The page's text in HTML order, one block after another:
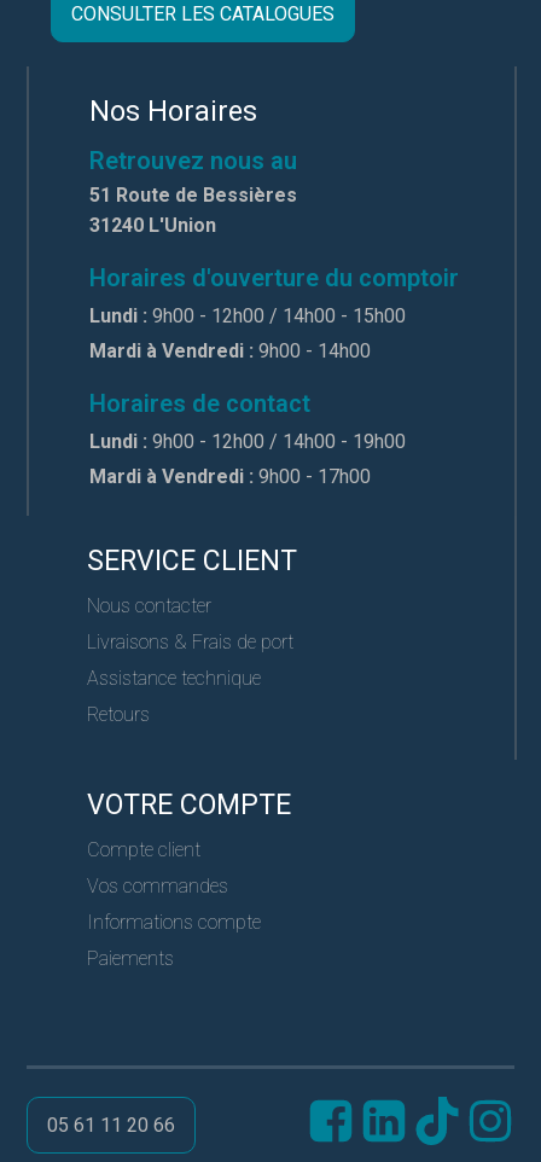
CONSULTER LES CATALOGUES
Nos Horaires
Retrouvez nous au
51 Route de Bessières
31240 L'Union
Horaires d'ouverture du comptoir
Lundi : 9h00 - 12h00 / 14h00 - 15h00
Mardi à Vendredi : 9h00 - 14h00
Horaires de contact
Lundi : 9h00 - 12h00 / 14h00 - 19h00
Mardi à Vendredi : 9h00 - 17h00
SERVICE CLIENT
Nous contacter
Livraisons & Frais de port
Assistance technique
Retours
VOTRE COMPTE
Compte client
Vos commandes
Informations compte
Paiements
05 61 11 20 66